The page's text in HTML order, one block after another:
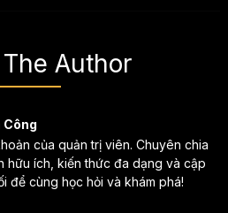
Author
Công
của quản trị viên. Chuyên chia
hữu ích, kiến thức đa dạng và cập
để cùng học hỏi và khám phá!